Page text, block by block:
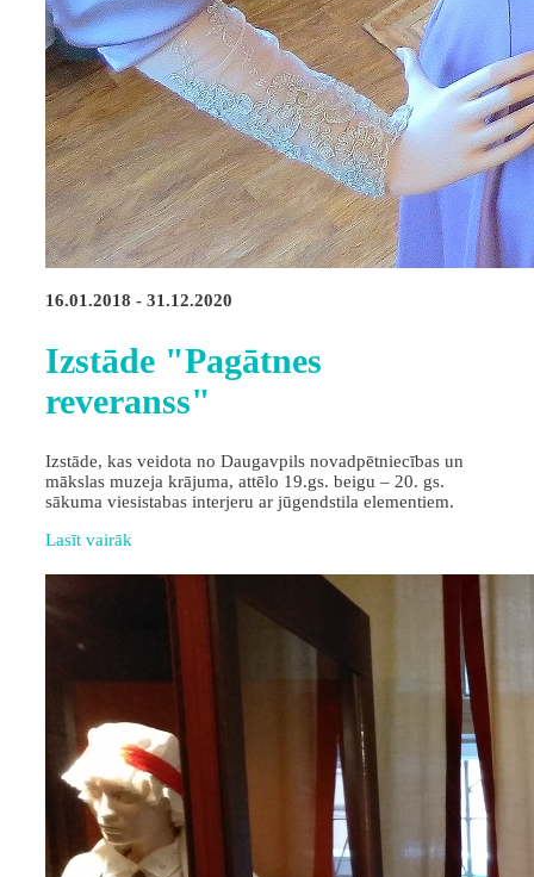
16.01.2018 - 31.12.2020
Izstāde "Pagātnes
reveranss"
Izstāde, kas veidota no Daugavpils novadpētniecības un
mākslas muzeja krājuma, attēlo 19.gs. beigu – 20. gs.
sākuma viesistabas interjeru ar jūgendstila elementiem.
Lasīt vairāk